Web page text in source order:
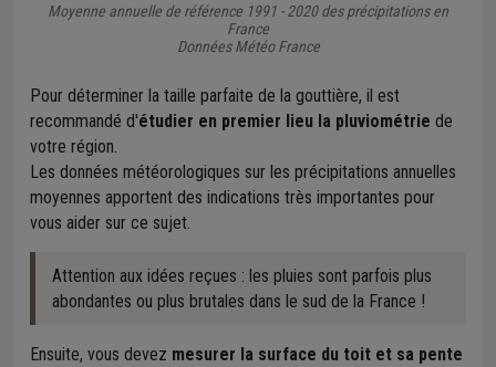
Moyenne annuelle de référence 1991 - 2020 des précipitations en
France
Données Météo France
Pour déterminer la taille parfaite de la gouttière, il est
recommandé d'étudier en premier lieu la pluviométrie de
votre région.
Les données météorologiques sur les précipitations annuelles
moyennes apportent des indications très importantes pour
vous aider sur ce sujet.
Attention aux idées reçues : les pluies sont parfois plus
abondantes ou plus brutales dans le sud de la France !
Ensuite, vous devez mesurer la surface du toit et sa pente